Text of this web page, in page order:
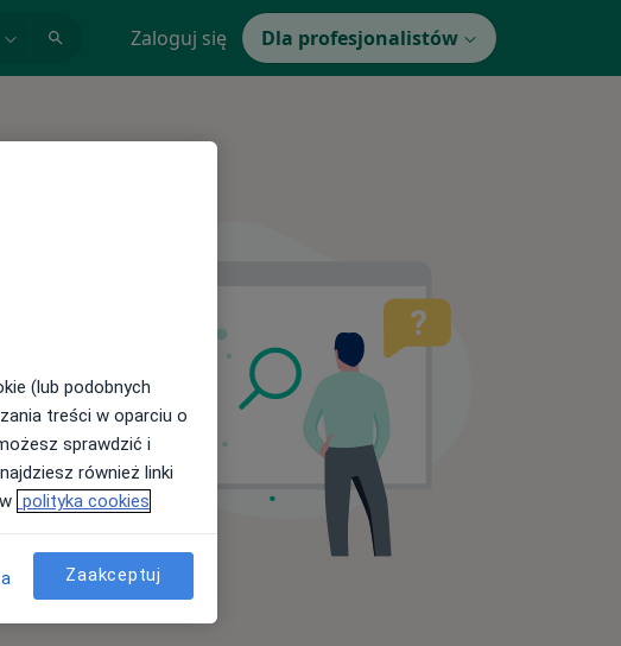
Zaloguj się Dla profesjonalistów
(lub podobnych
treści w oparciu o
sprawdzić i
również linki
polityka cookies
Zaakceptuj